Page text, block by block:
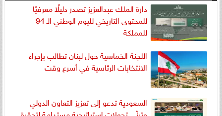
دارة الملك عبدالعزيز تصدر دليلًا معرفيًا
للمحتوى التاريخي لليوم الوطني الـ 94
للمملكة
اللجنة الخماسية حول لبنان تطالب بإجراء
الانتخابات الرئاسية في أسرع وقت
السعودية تدعو إلى تعزيز التعاون الدولي